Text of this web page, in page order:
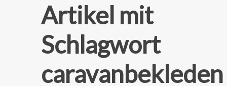
Artikel mit
Schlagwort
caravanbekleden